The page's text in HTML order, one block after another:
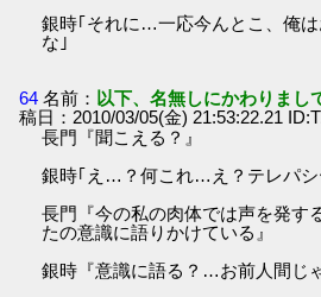
銀時｢それに…一応今んとこ、俺
な｣
64 名前： 以下、名無しにかわりまし
稿日：2010/03/05(金) 21:53:22.21
長門『聞こえる？』
銀時｢え…？何これ…え？テレパシ
長門『今の私の肉体では声を発す
たの意識に語りかけている』
銀時『意識に語る？…お前人間じ